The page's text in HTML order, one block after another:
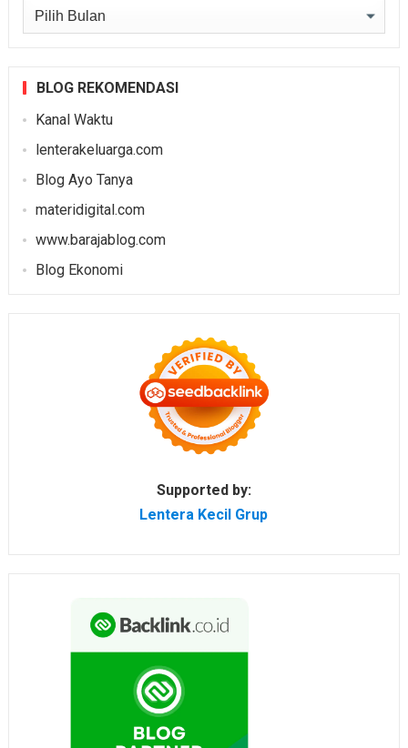
Arsip
BLOG REKOMENDASI
Kanal Waktu
lenterakeluarga.com
Blog Ayo Tanya
materidigital.com
www.barajablog.com
Blog Ekonomi
Supported by:
Lentera Kecil Grup